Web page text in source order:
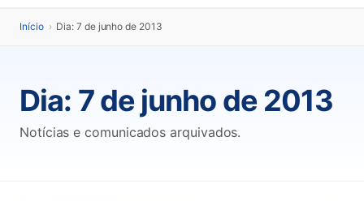
Início › Dia: 7 de junho de 2013
Dia: 7 de junho de 2013
Notícias e comunicados arquivados.